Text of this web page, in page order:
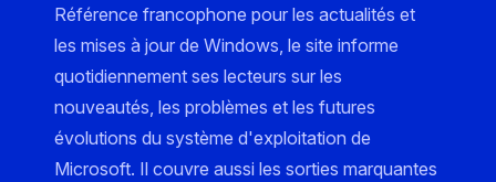
Référence francophone pour les actualités et
les mises à jour de Windows, le site informe
quotidiennement ses lecteurs sur les
nouveautés, les problèmes et les futures
évolutions du système d'exploitation de
Microsoft. Il couvre aussi les sorties marquantes